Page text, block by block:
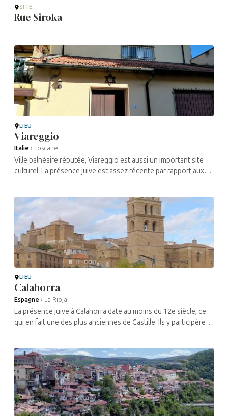
SITE
Rue Siroka
LIEU
Viareggio
Italie › Toscane
Ville balnéaire réputée, Viareggio est aussi un important site
culturel. La présence juive est assez récente par rapport aux
LIEU
Calahorra
Espagne › La Rioja
La présence juive à Calahorra date au moins du 12e siècle, ce
qui en fait une des plus anciennes de Castille. Ils y participèrent